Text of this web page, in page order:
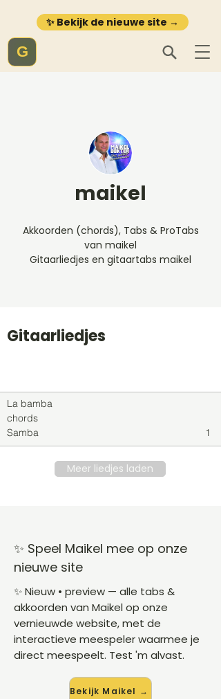
✨ Bekijk de nieuwe site →
G
maikel
Akkoorden (chords), Tabs & ProTabs
van maikel
Gitaarliedjes en gitaartabs maikel
Gitaarliedjes
La bamba
chords
Samba
1
Meer liedjes laden
✨ Speel Maikel mee op onze
nieuwe site
✨ Nieuw • preview — alle tabs &
akkoorden van Maikel op onze
vernieuwde website, met de
interactieve meespeler waarmee je
direct meespeelt. Test 'm alvast.
Bekijk Maikel →